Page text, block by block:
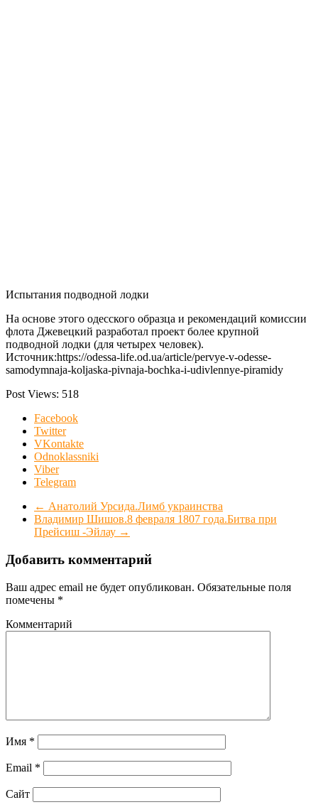
Испытания подводной лодки
На основе этого одесского образца и рекомендаций комиссии
флота Джевецкий разработал проект более крупной
подводной лодки (для четырех человек).
Источник:https://odessa-life.od.ua/article/pervye-v-odesse-
samodymnaja-koljaska-pivnaja-bochka-i-udivlennye-piramidy
Post Views: 518
Facebook
Twitter
VKontakte
Odnoklassniki
Viber
Telegram
← Анатолий Урсида.Лимб украинства
Владимир Шишов.8 февраля 1807 года.Битва при
Прейсиш -Эйлау →
Добавить комментарий
Ваш адрес email не будет опубликован. Обязательные поля
помечены *
Комментарий
Имя *
Email *
Сайт